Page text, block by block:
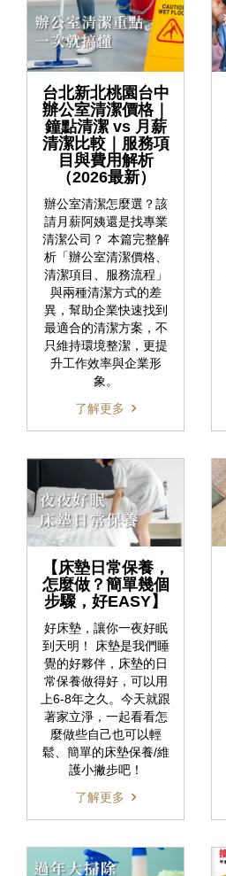
台北新北桃園台中
辦公室清潔價格｜
鐘點清潔 vs 月薪
清潔比較｜服務項
目與費用解析
（2026最新）
辦公室清潔怎麼選？該
請月薪阿姨還是找專業
清潔公司？ 本篇完整解
析「辦公室清潔價格、
清潔項目、服務流程」
與兩種清潔方式的差
異，幫助企業快速找到
最適合的清潔方案，不
只維持環境整潔，更提
升工作效率與企業形
象。
了解更多
【床墊日常保養，
怎麼做？簡單幾個
步驟，好EASY】
好床墊，讓你一夜好眠
到天明！ 床墊是我們睡
覺的好夥伴，床墊的日
常保養做得好，可以用
上6-8年之久。今天就跟
著家立淨，一起看看怎
麼做些自己也可以輕
鬆、簡單的床墊保養/維
護小撇步吧！
了解更多